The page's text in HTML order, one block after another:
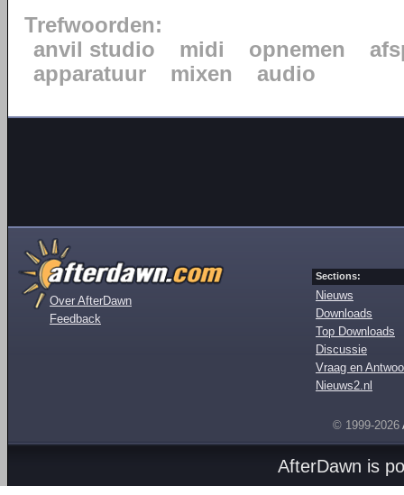
Trefwoorden:
anvil studio
midi opnemen
apparatuur
mixen audio
Over AfterDawn
Feedback
Sections:
Nieuws
Downloads
Top Downloads
Discussie
Vraag en
Nieuws2.nl
© 1999-2026
AfterDawn is